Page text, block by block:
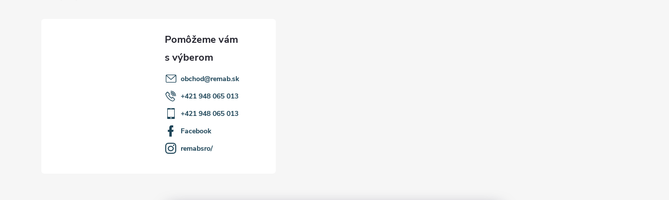
obchod@remab.sk
+421 948 065 013
+421 948 065 013
Facebook
remabsro/